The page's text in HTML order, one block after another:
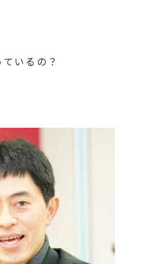
いるの？